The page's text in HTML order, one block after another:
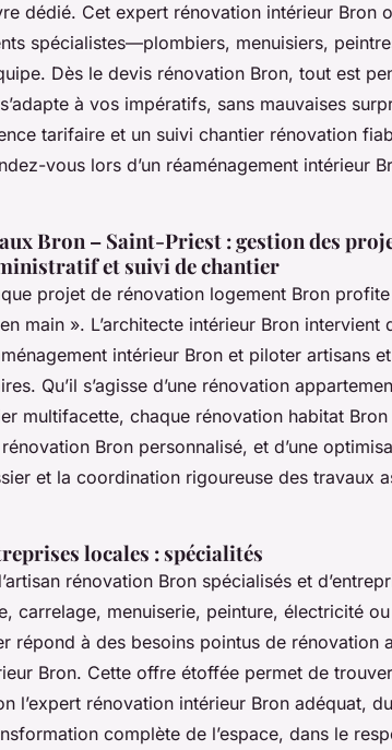
dédié. Cet expert rénovation intérieur Bron
spécialistes—plombiers, menuisiers,
Dès le devis rénovation Bron, tout est
à vos impératifs, sans mauvaises
tarifaire et un suivi chantier rénovation
vous lors d’un réaménagement intérieur
Bron – Saint-Priest : gestion des
et suivi de chantier
projet de rénovation logement Bron
main ». L’architecte intérieur Bron intervient
intérieur Bron et piloter artisans
Qu’il s’agisse d’une rénovation
multifacette, chaque rénovation habitat Bron
Bron personnalisé, et d’une
et la coordination rigoureuse des travaux
locales : spécialités
rénovation Bron spécialisés et
carrelage, menuiserie, peinture, électricité
répond à des besoins pointus de rénovation
Bron. Cette offre étoffée permet de
l’expert rénovation intérieur Bron adéquat,
complète de l’espace, dans le